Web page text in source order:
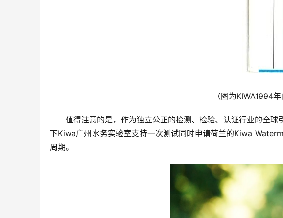
（图为KIWA1994
值得注意的是，作为独立公正的检测、检验、认证行业的全
下Kiwa广州水务实验室支持一次测试同时申请荷兰的Kiwa
周期。